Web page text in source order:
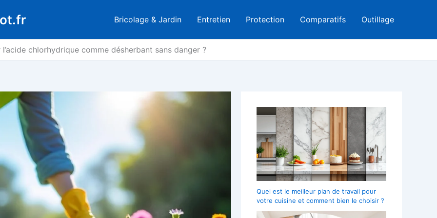
Bricolage & Jardin Entretien Protection Comparatifs Outillage
chlorhydrique comme désherbant sans danger ?
Quel est le meilleur plan de travail pour
votre cuisine et comment bien le choisir ?